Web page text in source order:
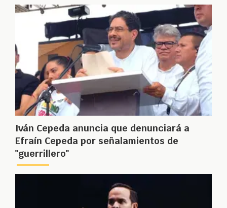
Iván Cepeda anuncia que denunciará a
Efraín Cepeda por señalamientos de
"guerrillero"